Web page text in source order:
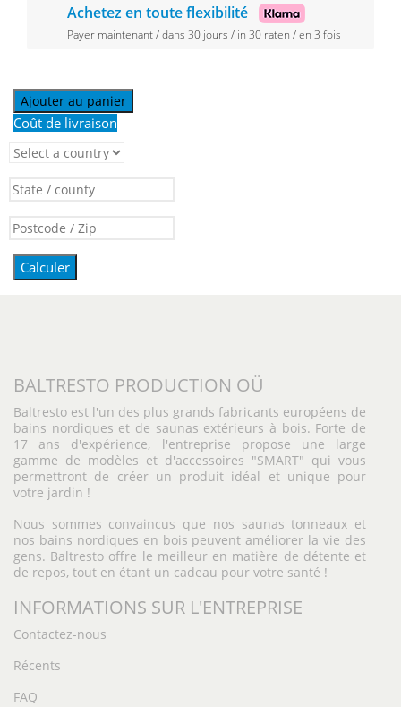
Achetez en toute flexibilité
Payer maintenant / dans 30 jours / in 30 raten / en 3 fois
Ajouter au panier
Coût de livraison
Calculer
BALTRESTO PRODUCTION OÜ
Baltresto est l'un des plus grands fabricants européens de
bains nordiques et de saunas extérieurs à bois. Forte de
17 ans d'expérience, l'entreprise propose une large
gamme de modèles et d'accessoires "SMART" qui vous
permettront de créer un produit idéal et unique pour
votre jardin !
Nous sommes convaincus que nos saunas tonneaux et
nos bains nordiques en bois peuvent améliorer la vie des
gens. Baltresto offre le meilleur en matière de détente et
de repos, tout en étant un cadeau pour votre santé !
INFORMATIONS SUR L'ENTREPRISE
Contactez-nous
Récents
FAQ